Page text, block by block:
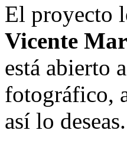
El proyecto
Vicente
está abierto
fotográfico,
así lo deseas.